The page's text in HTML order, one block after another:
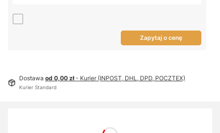
Zapytaj o cenę
Dostawa od 0,00 zł- Kurier (INPOST, DHL, DPD, POCZTEX)
Kurier Standard
Poszczególne warianty mogą różnić się ceną